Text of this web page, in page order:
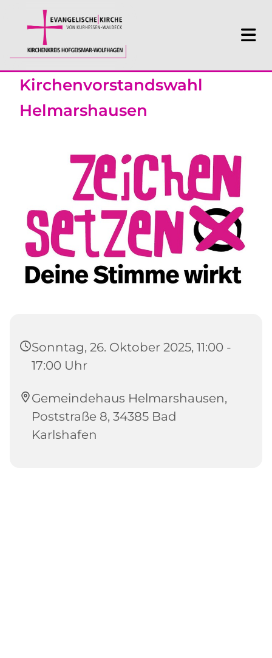
Kirchenvorstandswahl
Helmarshausen
Sonntag, 26. Oktober 2025, 11:00 -
17:00 Uhr
Gemeindehaus Helmarshausen,
Poststraße 8, 34385 Bad
Karlshafen